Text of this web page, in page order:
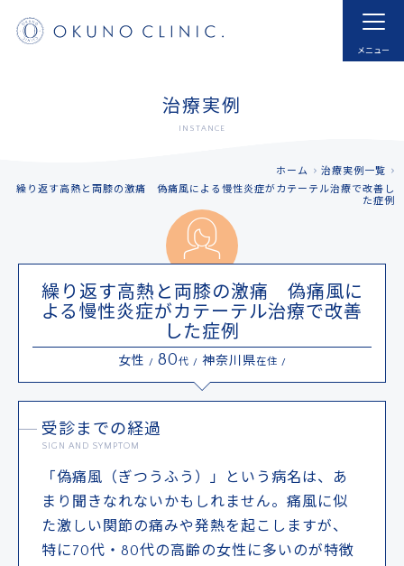
ホーム
採用
RECRUIT
お知らせ
INFORMATION
アクセス 予約する
RESERVATIONS
ドクターによる
メール事前相談・お問い合わせ
治療実例
INSTANCE
ホーム
治療実例一覧
繰り返す高熱と両膝の激痛 偽痛風による慢性炎症がカテーテル治療で改善し
た症例
繰り返す高熱と両膝の激痛 偽痛風に
よる慢性炎症がカテーテル治療で改善
した症例
女性 / 80代 / 神奈川県在住 /
受診までの経過
SIGN AND SYMPTOM
「偽痛風（ぎつうふう）」という病名は、あ
まり聞きなれないかもしれません。痛風に似
た激しい関節の痛みや発熱を起こしますが、
特に70代・80代の高齢の女性に多いのが特徴